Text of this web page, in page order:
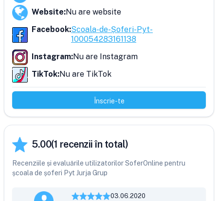
Website:Nu are website
Facebook:Scoala-de-Șoferi-Pyt-
100054283161138
Instagram:Nu are Instagram
TikTok:Nu are TikTok
Înscrie-te
5.00(1 recenzii în total)
Recenziile și evaluările utilizatorilor SoferOnline pentru
școala de șoferi Pyt Jurja Grup
03.06.2020